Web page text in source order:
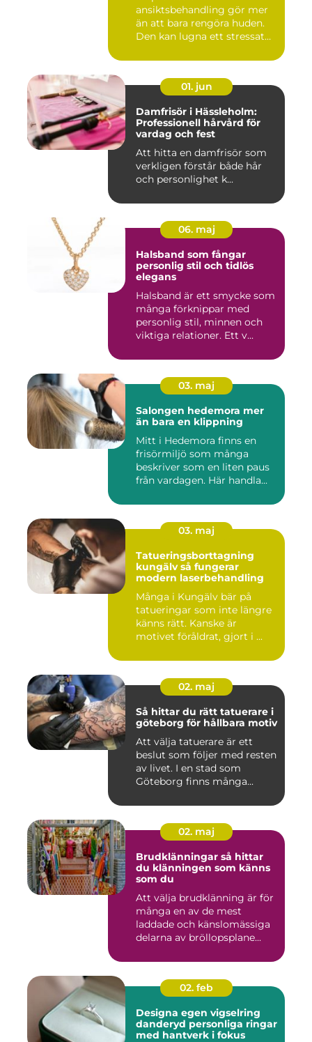
ansiktsbehandling gör mer
än att bara rengöra huden.
Den kan lugna ett stressat
01. jun
Damfrisör i Hässleholm:
Professionell hårvård för
vardag och fest
Att hitta en damfrisör som
verkligen förstår både hår
och personlighet k...
06. maj
Halsband som fångar
personlig stil och tidlös
elegans
Halsband är ett smycke som
många förknippar med
personlig stil, minnen och
viktiga relationer. Ett v...
03. maj
Salongen hedemora mer
än bara en klippning
Mitt i Hedemora finns en
frisörmiljö som många
beskriver som en liten paus
från vardagen. Här handla...
03. maj
Tatueringsborttagning
kungälv så fungerar
modern laserbehandling
Många i Kungälv bär på
tatueringar som inte längre
känns rätt. Kanske är
motivet föråldrat, gjort i ...
02. maj
Så hittar du rätt tatuerare i
göteborg för hållbara motiv
Att välja tatuerare är ett
beslut som följer med resten
av livet. I en stad som
Göteborg finns många...
02. maj
Brudklänningar så hittar
du klänningen som känns
som du
Att välja brudklänning är för
många en av de mest
laddade och känslomässiga
delarna av bröllopsplane...
02. feb
Designa egen vigselring
danderyd personliga ringar
med hantverk i fokus